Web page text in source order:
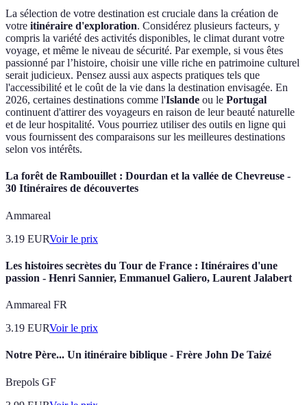
La sélection de votre destination est cruciale dans la création de
votre itinéraire d'exploration. Considérez plusieurs facteurs, y
compris la variété des activités disponibles, le climat durant votre
voyage, et même le niveau de sécurité. Par exemple, si vous êtes
passionné par l’histoire, choisir une ville riche en patrimoine culturel
serait judicieux. Pensez aussi aux aspects pratiques tels que
l'accessibilité et le coût de la vie dans la destination envisagée. En
2026, certaines destinations comme l'Islande ou le Portugal
continuent d'attirer des voyageurs en raison de leur beauté naturelle
et de leur hospitalité. Vous pourriez utiliser des outils en ligne qui
vous fournissent des comparaisons sur les meilleures destinations
selon vos intérêts.
La forêt de Rambouillet : Dourdan et la vallée de Chevreuse -
30 Itinéraires de découvertes
Ammareal
3.19 EURVoir le prix
Les histoires secrètes du Tour de France : Itinéraires d'une
passion - Henri Sannier, Emmanuel Galiero, Laurent Jalabert
Ammareal FR
3.19 EURVoir le prix
Notre Père... Un itinéraire biblique - Frère John De Taizé
Brepols GF